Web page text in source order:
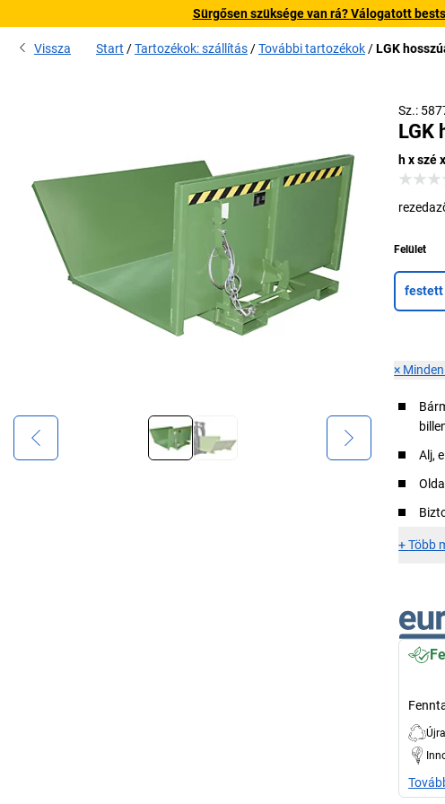
Sürgősen szüksége van rá? Válogatott
Vissza Start Tartozékok: szállítás További tartozékok LGK
Sz.:
LGK
h x szé
Felület
festett
×
Alj,
+Több